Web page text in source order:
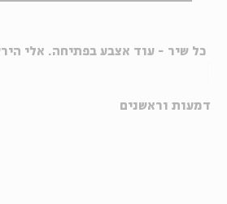
כל שיר - עוד אצבע בפתיחה. אלי
דמעות וראשנים